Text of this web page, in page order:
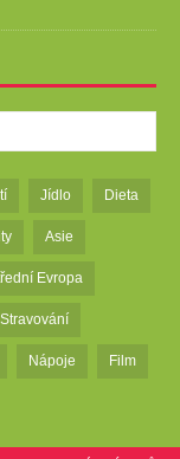
Jídlo Dieta
Asie
Evropa
Stravování
Nápoje Film